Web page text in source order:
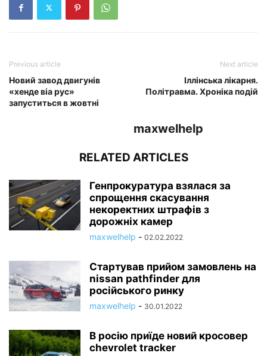
Previous article
Новий завод двигунів
«хенде віа рус»
запуститься в жовтні
Next article
Іллінська лікарня.
Політравма. Хроніка подій
maxwelhelp
RELATED ARTICLES
Генпрокуратура взялася за
спрощення скасування
некоректних штрафів з
дорожніх камер
maxwelhelp - 02.02.2022
Стартував прийом замовлень на
nissan pathfinder для
російського ринку
maxwelhelp - 30.01.2022
В росію приїде новий кросовер
chevrolet tracker